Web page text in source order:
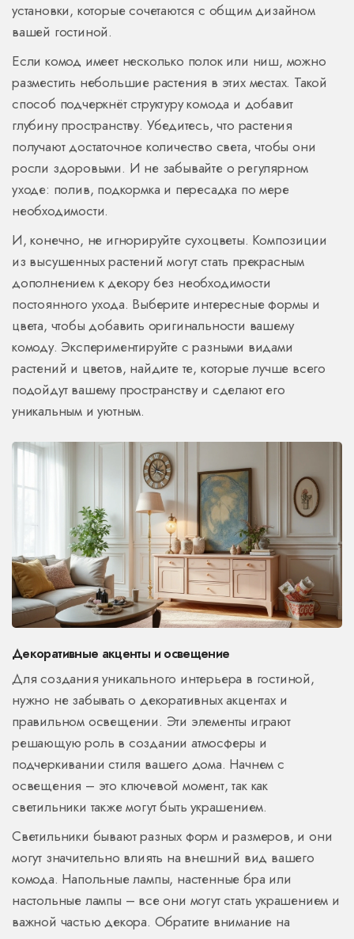
установки, которые сочетаются с общим дизайном
вашей гостиной.
Если комод имеет несколько полок или ниш, можно
разместить небольшие растения в этих местах. Такой
способ подчеркнёт структуру комода и добавит
глубину пространству. Убедитесь, что растения
получают достаточное количество света, чтобы они
росли здоровыми. И не забывайте о регулярном
уходе: полив, подкормка и пересадка по мере
необходимости.
И, конечно, не игнорируйте сухоцветы. Композиции
из высушенных растений могут стать прекрасным
дополнением к декору без необходимости
постоянного ухода. Выберите интересные формы и
цвета, чтобы добавить оригинальности вашему
комоду. Экспериментируйте с разными видами
растений и цветов, найдите те, которые лучше всего
подойдут вашему пространству и сделают его
уникальным и уютным.
Декоративные акценты и освещение
Для создания уникального интерьера в гостиной,
нужно не забывать о декоративных акцентах и
правильном освещении. Эти элементы играют
решающую роль в создании атмосферы и
подчеркивании стиля вашего дома. Начнем с
освещения – это ключевой момент, так как
светильники также могут быть украшением.
Светильники бывают разных форм и размеров, и они
могут значительно влиять на внешний вид вашего
комода. Напольные лампы, настенные бра или
настольные лампы – все они могут стать украшением и
важной частью декора. Обратите внимание на